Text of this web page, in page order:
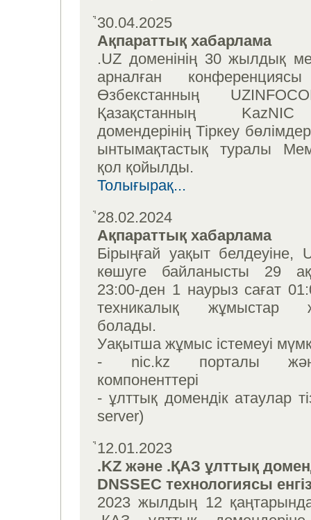
30.04.2025
Ақпараттық хабарлама
.UZ доменінің 30 жылдық
арналған
Өзбекстанның
Қазақстанның
домендерінің Тіркеу
ынтымақтастық туралы
қол қойылды.
Толығырақ...
28.02.2024
Ақпараттық хабарлама
Бірыңғай уақыт белдеуіне,
көшуге байланысты 29
23:00-ден 1 наурыз сағат
техникалық жұмыстар
болады.
Уақытша жұмыс істемеуі
- nic.kz порталы
компоненттері
- ұлттық домендік атаулар
server)
12.01.2023
.KZ және .ҚАЗ ұлттық
DNSSEC технологиясы
2023 жылдың 12